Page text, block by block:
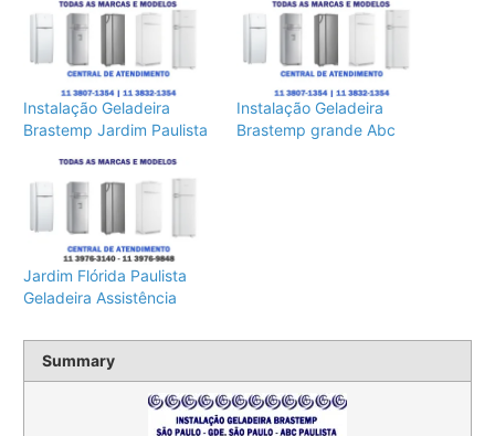
Instalação Geladeira
Brastemp Jardim Paulista
Instalação Geladeira
Brastemp grande Abc
Jardim Flórida Paulista
Geladeira Assistência
Summary